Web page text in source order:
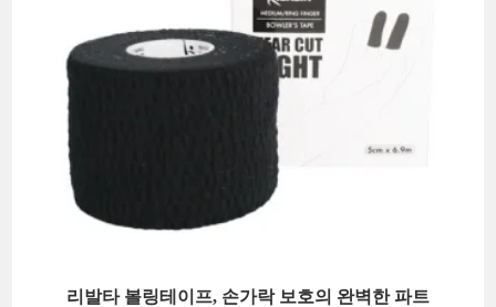
리발타 볼링테이프, 손가락 보호의 완벽한 파트